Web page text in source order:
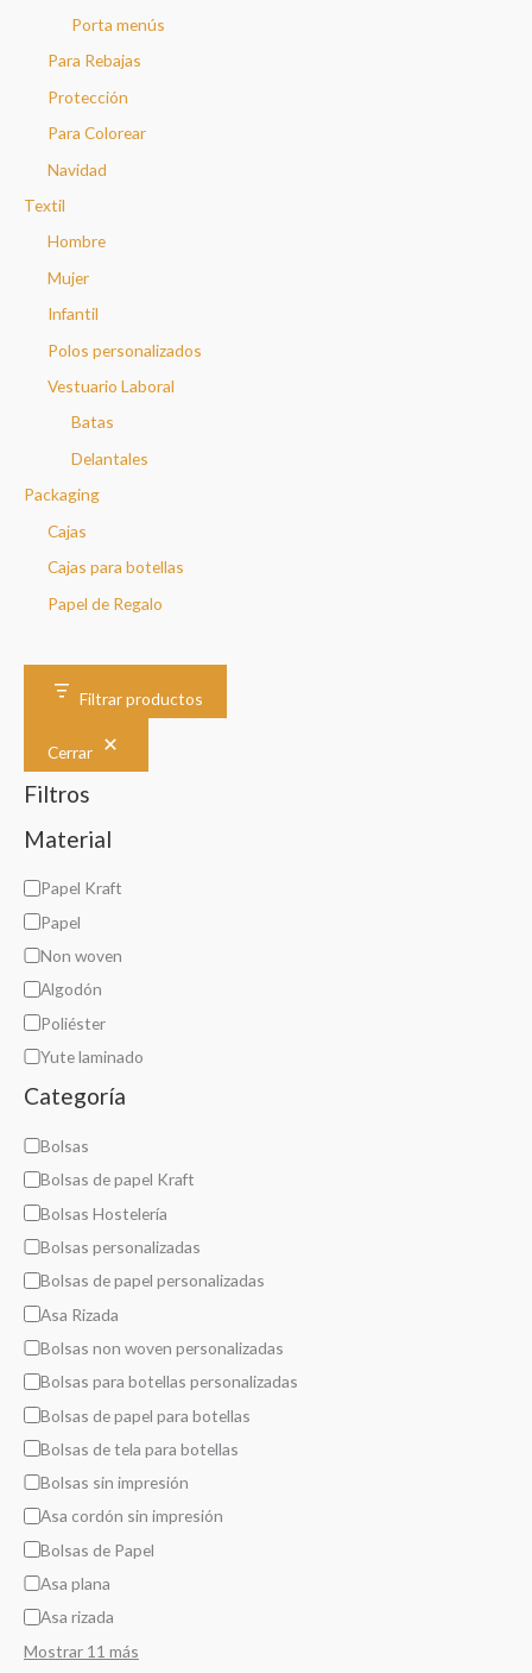
Porta menús
Para Rebajas
Protección
Para Colorear
Navidad
Textil
Hombre
Mujer
Infantil
Polos personalizados
Vestuario Laboral
Batas
Delantales
Packaging
Cajas
Cajas para botellas
Papel de Regalo
Filtrar productos
Cerrar
Filtros
Material
M
a
t
e
r
i
Papel Kraft
Papel
Non woven
Algodón
Poliéster
Yute laminado
Categoría
C
a
t
e
g
o
r
í
Bolsas
Bolsas de papel Kraft
Bolsas Hostelería
Bolsas personalizadas
Bolsas de papel personalizadas
Asa Rizada
Bolsas non woven personalizadas
Bolsas para botellas personalizadas
Bolsas de papel para botellas
Bolsas de tela para botellas
Bolsas sin impresión
Asa cordón sin impresión
Bolsas de Papel
Asa plana
Asa rizada
Mostrar 11 más